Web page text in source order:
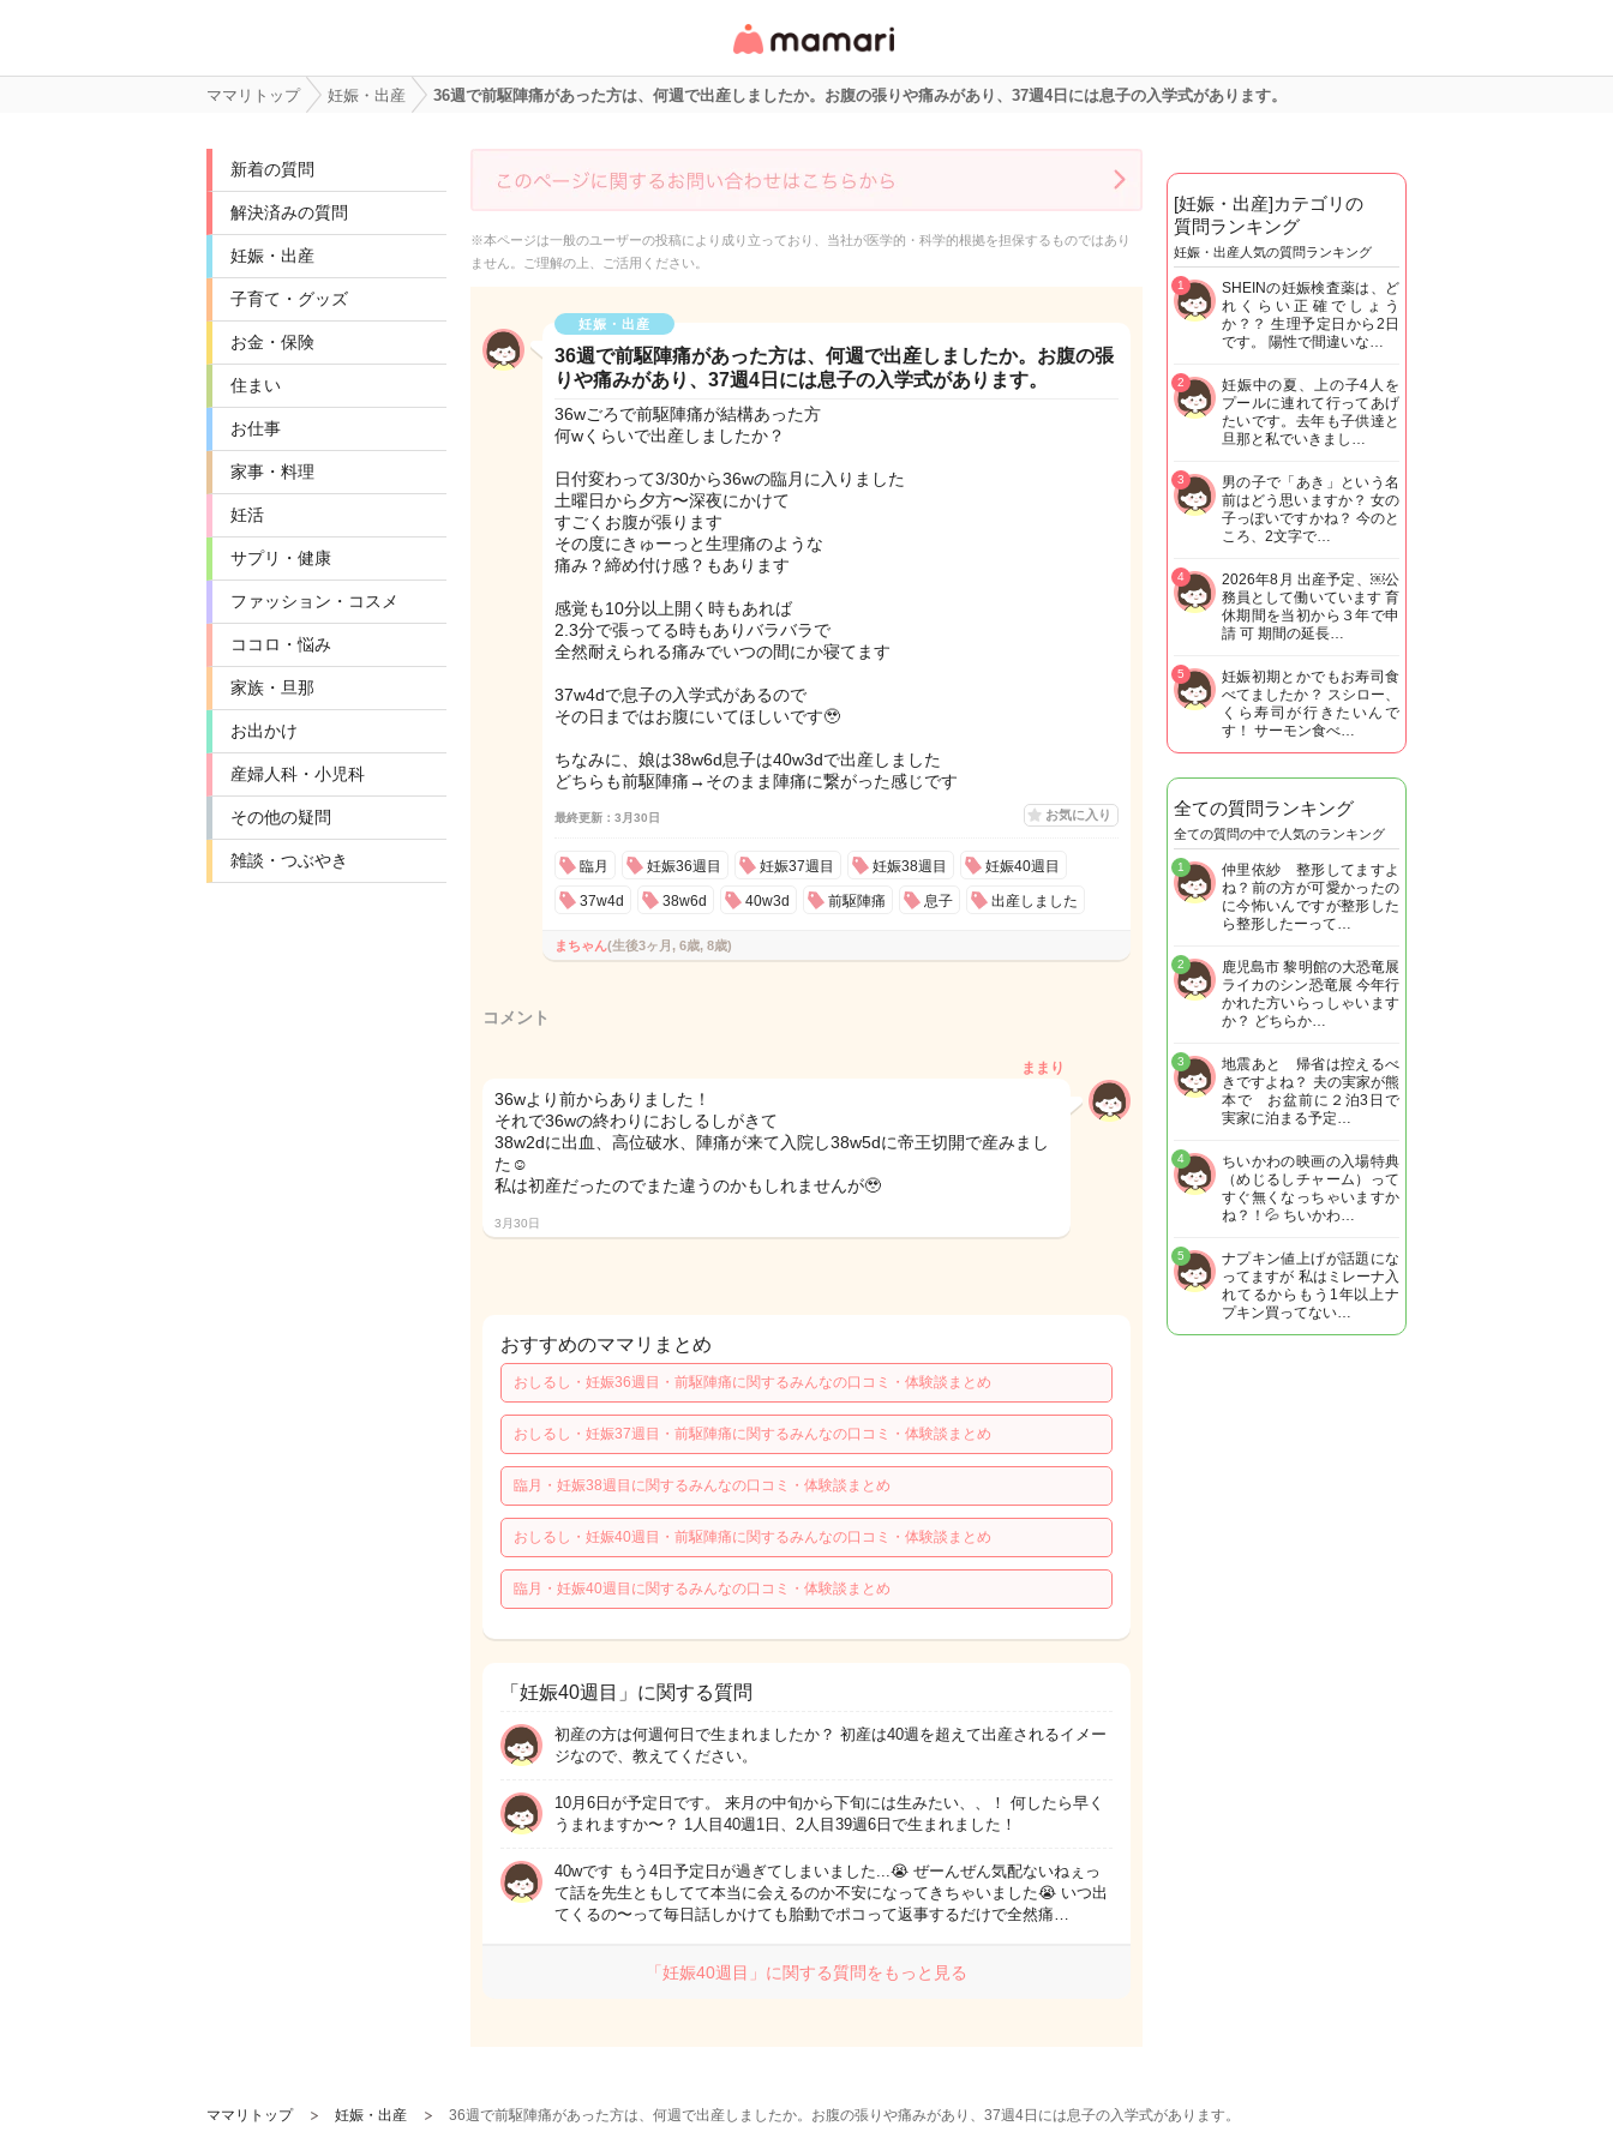
リ・情報サイト
ママリトップ 妊娠・出産 36週で前駆陣痛があった方は、何週で出産しましたか。お腹の張りや痛みがあり、37週4日には息子の入学式があります。
新着の質問
解決済みの質問
妊娠・出産
子育て・グッズ
お金・保険
住まい
お仕事
家事・料理
妊活
サプリ・健康
ファッション・コスメ
ココロ・悩み
家族・旦那
お出かけ
産婦人科・小児科
その他の疑問
雑談・つぶやき
※本ページは一般のユーザーの投稿により成り立っており、当社が医学的・科学的根拠を担保するものではあり
ません。ご理解の上、ご活用ください。
妊娠・出産
36週で前駆陣痛があった方は、何週で出産しましたか。お腹の張
りや痛みがあり、37週4日には息子の入学式があります。
36wごろで前駆陣痛が結構あった方
何wくらいで出産しましたか？
日付変わって3/30から36wの臨月に入りました
土曜日から夕方〜深夜にかけて
すごくお腹が張ります
その度にきゅーっと生理痛のような
痛み？締め付け感？もあります
感覚も10分以上開く時もあれば
2.3分で張ってる時もありバラバラで
全然耐えられる痛みでいつの間にか寝てます
37w4dで息子の入学式があるので
その日まではお腹にいてほしいです🥹
ちなみに、娘は38w6d息子は40w3dで出産しました
どちらも前駆陣痛→そのまま陣痛に繋がった感じです
最終更新：3月30日 お気に入り
臨月 妊娠36週目 妊娠37週目 妊娠38週目 妊娠40週目
37w4d 38w6d 40w3d 前駆陣痛 息子 出産しました
まちゃん(生後3ヶ月, 6歳, 8歳)
コメント
ままり
36wより前からありました！
それで36wの終わりにおしるしがきて
38w2dに出血、高位破水、陣痛が来て入院し38w5dに帝王切開で産みまし
た☺️
私は初産だったのでまた違うのかもしれませんが🥹
3月30日
おすすめのママリまとめ
おしるし・妊娠36週目・前駆陣痛に関するみんなの口コミ・体験談まとめ
おしるし・妊娠37週目・前駆陣痛に関するみんなの口コミ・体験談まとめ
臨月・妊娠38週目に関するみんなの口コミ・体験談まとめ
おしるし・妊娠40週目・前駆陣痛に関するみんなの口コミ・体験談まとめ
臨月・妊娠40週目に関するみんなの口コミ・体験談まとめ
「妊娠40週目」に関する質問
初産の方は何週何日で生まれましたか？ 初産は40週を超えて出産されるイメー
ジなので、教えてください。
10月6日が予定日です。 来月の中旬から下旬には生みたい、、！ 何したら早く
うまれますか〜？ 1人目40週1日、2人目39週6日で生まれました！
40wです もう4日予定日が過ぎてしまいました...😭 ぜーんぜん気配ないねぇっ
て話を先生ともしてて本当に会えるのか不安になってきちゃいました😭 いつ出
てくるの〜って毎日話しかけても胎動でポコって返事するだけで全然痛…
「妊娠40週目」に関する質問をもっと見る
[妊娠・出産]カテゴリの
質問ランキング
妊娠・出産人気の質問ランキング
SHEINの妊娠検査薬は、ど
れくらい正確でしょう
か？？ 生理予定日から2日
です。 陽性で間違いな…
1
妊娠中の夏、上の子4人を
プールに連れて行ってあげ
たいです。去年も子供達と
旦那と私でいきまし…
2
男の子で「あき」という名
前はどう思いますか？ 女の
子っぽいですかね？ 今のと
ころ、2文字で…
3
2026年8月 出産予定、￼公
務員として働いています 育
休期間を当初から３年で申
請 可 期間の延長…
4
妊娠初期とかでもお寿司食
べてましたか？ スシロー、
くら寿司が行きたいんで
す！ サーモン食べ…
5
全ての質問ランキング
全ての質問の中で人気のランキング
仲里依紗 整形してますよ
ね？前の方が可愛かったの
に今怖いんですが整形した
ら整形したーって…
1
鹿児島市 黎明館の大恐竜展
ライカのシン恐竜展 今年行
かれた方いらっしゃいます
か？ どちらか…
2
地震あと 帰省は控えるべ
きですよね？ 夫の実家が熊
本で お盆前に２泊3日で
実家に泊まる予定…
3
ちいかわの映画の入場特典
（めじるしチャーム）って
すぐ無くなっちゃいますか
ね？！💦 ちいかわ…
4
ナプキン値上げが話題にな
ってますが 私はミレーナ入
れてるからもう1年以上ナ
プキン買ってない…
5
ママリトップ 妊娠・出産 36週で前駆陣痛があった方は、何週で出産しましたか。お腹の張りや痛みがあり、37週4日には息子の入学式があります。